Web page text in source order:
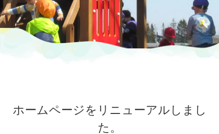
ホームページをリニューアルしまし
た。